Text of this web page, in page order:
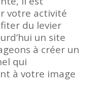
votre activité
du levier
un site
à créer un
qui
à votre image